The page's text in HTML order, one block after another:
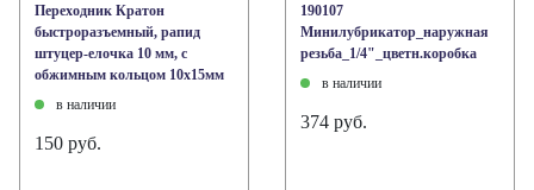
Переходник Кратон
быстроразъемный, рапид
штуцер-елочка 10 мм, с
обжимным кольцом 10х15мм
в наличии
150 руб.
190107
Минилубрикатор_наружная
резьба_1/4"_цветн.коробка
в наличии
374 руб.